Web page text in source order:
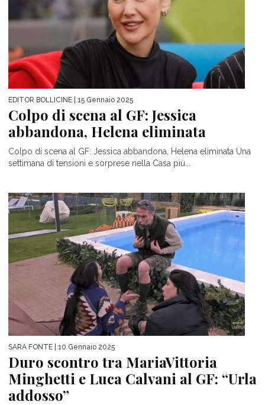
EDITOR BOLLICINE | 15 Gennaio 2025
Colpo di scena al GF: Jessica
abbandona, Helena eliminata
Colpo di scena al GF: Jessica abbandona, Helena eliminata Una
settimana di tensioni e sorprese nella Casa più...
SARA FONTE | 10 Gennaio 2025
Duro scontro tra MariaVittoria
Minghetti e Luca Calvani al GF: “Urla
addosso”